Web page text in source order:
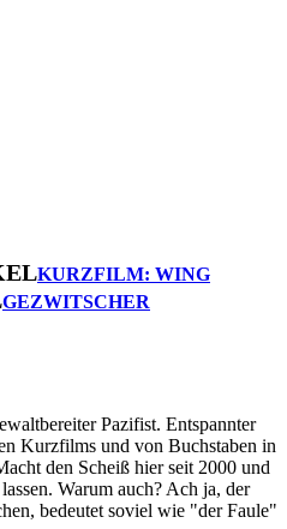
KURZFILM: WING
GEZWITSCHER
Pazifist. Entspannter
Kurzfilms und von Buchstaben in
den Scheiß hier seit 2000 und
Warum auch? Ach ja, der
bedeutet soviel wie "der Faule"